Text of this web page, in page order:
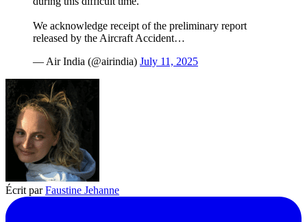
We acknowledge receipt of the preliminary report
released by the Aircraft Accident…
— Air India (@airindia) July 11, 2025
Écrit parFaustine Jehanne